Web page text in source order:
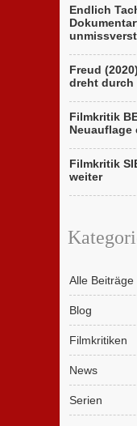
Endlich
Freud
dreht durch
Filmkritik
Neuauflage
Filmkritik
weiter
Alle Beiträge
Blog
Filmkritiken
News
Serien